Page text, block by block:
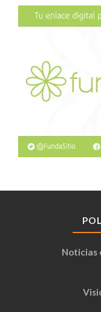
Noticias